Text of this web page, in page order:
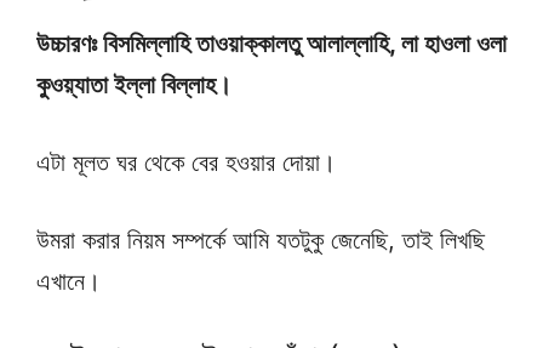
উচ্চারণঃ বিসমিল্লাহি তাওয়াক্কালতু আলাল্লাহি, লা হাওলা ওলা
কুওয়্যাতা ইল্লা বিল্লাহ।
এটা মূলত ঘর থেকে বের হওয়ার দোয়া।
উমরা করার নিয়ম সম্পর্কে আমি যতটুকু জেনেছি, তাই লিখছি
এখানে।